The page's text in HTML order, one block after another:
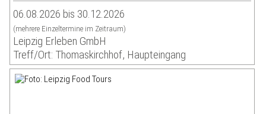
06.08.2026 bis 30.12.2026
(mehrere Einzeltermine im Zeitraum)
Leipzig Erleben GmbH
Treff/Ort: Thomaskirchhof, Haupteingang